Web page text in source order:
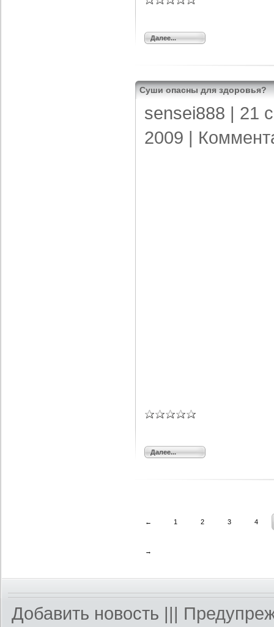
Далее...
Суши опасны для здоровья?
sensei888 | 21
2009 |
Далее...
← 1 2 3 4
→
Добавить новость |||